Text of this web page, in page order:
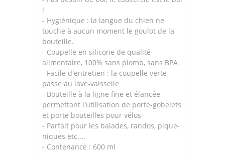
!
- Hygiénique : la langue du chien ne
touche à aucun moment le goulot de la
bouteille.
- Coupelle en silicone de qualité
alimentaire, 100% sans plomb, sans BPA
- Facile d'entretien : la coupelle verte
passe au lave-vaisselle
- Bouteille à la ligne fine et élancée
permettant l'utilisation de porte-gobelets
et porte bouteilles pour vélos
- Parfait pour les balades, randos, pique-
niques etc....
- Contenance : 600 ml